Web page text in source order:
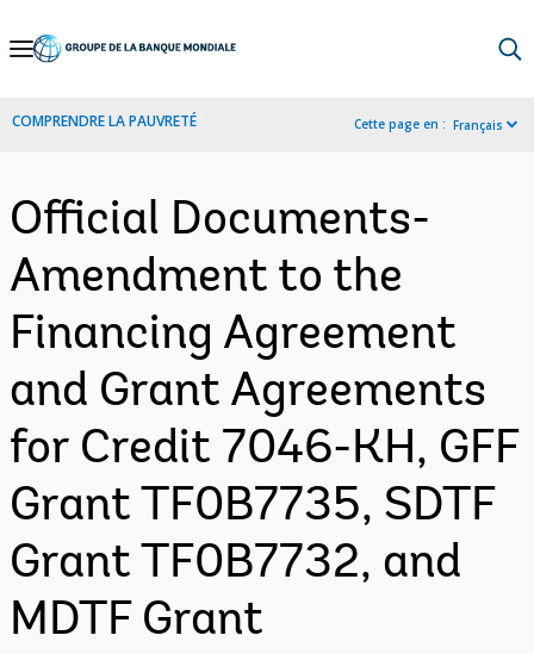
Skip
Navigation
COMPRENDRE LA PAUVRETÉ Cette page en : Français
Official Documents-
Amendment to the
Financing Agreement
and Grant Agreements
for Credit 7046-KH, GFF
Grant TF0B7735, SDTF
Grant TF0B7732, and
MDTF Grant